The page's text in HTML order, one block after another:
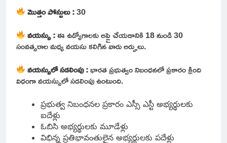
మొత్తం పోస్టులు :30
వయస్సు :ఈ ఉద్యోగాలకు అప్లై చేయడానికి 18 నుండి 30
సంవత్సరాల మధ్య వయసు కలిగిన వారు అర్హులు.
వయస్సులో సడలింపు :భారత ప్రభుత్వం నిబంధనలో ప్రకారం క్రింది
విధంగా వయస్సులో సడలింపు ఉంటుంది.
ప్రభుత్వ నిబంధనల ప్రకారం ఎస్సీ ఎస్టీ అభ్యర్థులకు
ఐదేళ్లు
ఓబిసి అభ్యర్థులకు మూడేళ్లు
విభిన్న ప్రతిభావంతులైన అభ్యర్థులకు పదేళ్లు